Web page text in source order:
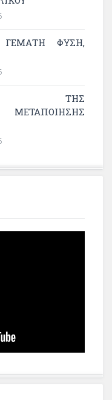
ΦΎΣΗ,
ΤΗΣ
ΜΕΤΑΠΟΊΗΣΗΣ